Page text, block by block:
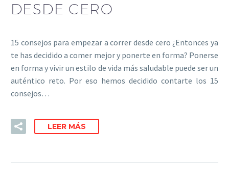
DESDE CERO
15 consejos para empezar a correr desde cero ¿Entonces ya
te has decidido a comer mejor y ponerte en forma? Ponerse
en forma y vivir un estilo de vida más saludable puede ser un
auténtico reto. Por eso hemos decidido contarte los 15
consejos…
LEER MÁS